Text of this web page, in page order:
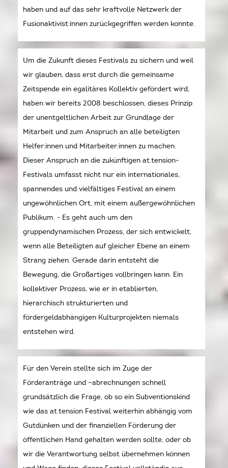
haben und auf das sehr kraftvolle Netzwerk der
Fusionaktivist:innen zurückgegriffen werden konnte.
Um die Zukunft dieses Festivals zu sichern und weil
wir glauben, dass erst durch die gemeinsame
Zeitspende ein egalitäres Kollektiv gefördert wird,
haben wir bereits 2008 beschlossen, dieses Prinzip
der unentgeltlichen Arbeit zur Grundlage der
Mitarbeit und zum Anspruch an alle beteiligten
Helfer:innen und Mitarbeiter:innen zu machen.
Dieser Anspruch an die zukünftigen at.tension-
Festivals umfasst nicht nur ein internationales,
spannendes und vielfältiges Festival an einem
ungewöhnlichen Ort, mit einem außergewöhnlichen
Publikum. - Es geht auch um den
gruppendynamischen Prozess, der sich entwickelt,
wenn alle Beteiligten auf gleicher Ebene an einem
Strang ziehen. Gerade darin entsteht die
Bewegung, die Großartiges vollbringen kann. Ein
kollektiver Prozess, wie er in etablierten,
hierarchisch strukturierten und
fördergeldabhängigen Kulturprojekten niemals
entstehen wird.
Für den Verein stellte sich im Zuge der
Förderanträge und –abrechnungen schnell
grundsätzlich die Frage, ob so ein Subventionskind
wie das at.tension Festival weiterhin abhängig vom
Gutdünken und der finanziellen Förderung der
öffentlichen Hand gehalten werden sollte, oder ob
wir die Verantwortung selbst übernehmen können